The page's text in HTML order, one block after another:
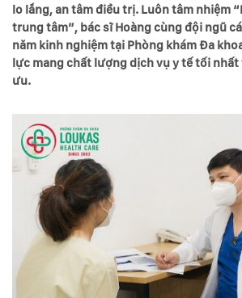
lo lắng, an tâm điều trị. Luôn tâm nhiệm
trung tâm”, bác sĩ Hoàng cùng đội ngũ
năm kinh nghiệm tại Phòng khám Đa
lực mang chất lượng dịch vụ y tế tối
ưu.